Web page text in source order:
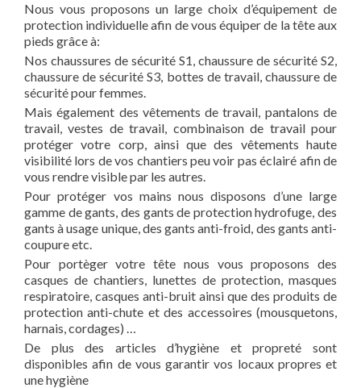
Nous vous proposons un large choix d’équipement de
protection individuelle afin de vous équiper de la tête aux
pieds grâce à:
Nos chaussures de sécurité S1, chaussure de sécurité S2,
chaussure de sécurité S3, bottes de travail, chaussure de
sécurité pour femmes.
Mais également des vêtements de travail, pantalons de
travail, vestes de travail, combinaison de travail pour
protéger votre corp, ainsi que des vêtements haute
visibilité lors de vos chantiers peu voir pas éclairé afin de
vous rendre visible par les autres.
Pour protéger vos mains nous disposons d’une large
gamme de gants, des gants de protection hydrofuge, des
gants à usage unique, des gants anti-froid, des gants anti-
coupure etc.
Pour portèger votre tête nous vous proposons des
casques de chantiers, lunettes de protection, masques
respiratoire, casques anti-bruit ainsi que des produits de
protection anti-chute et des accessoires (mousquetons,
harnais, cordages) …
De plus des articles d’hygiène et propreté sont
disponibles afin de vous garantir vos locaux propres et
une hygiène